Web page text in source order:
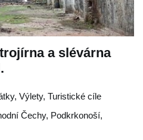
a slévárna
Výlety, Turistické cíle
Čechy, Podkrkonoší,